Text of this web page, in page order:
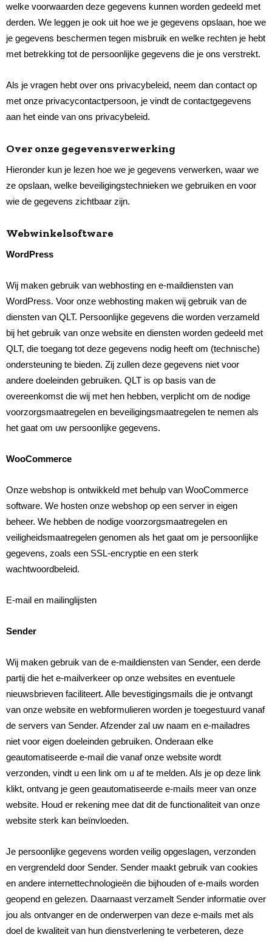
welke voorwaarden deze gegevens kunnen worden gedeeld met
derden. We leggen je ook uit hoe we je gegevens opslaan, hoe we
je gegevens beschermen tegen misbruik en welke rechten je hebt
met betrekking tot de persoonlijke gegevens die je ons verstrekt.
Als je vragen hebt over ons privacybeleid, neem dan contact op
met onze privacycontactpersoon, je vindt de contactgegevens
aan het einde van ons privacybeleid.
Over onze gegevensverwerking
Hieronder kun je lezen hoe we je gegevens verwerken, waar we
ze opslaan, welke beveiligingstechnieken we gebruiken en voor
wie de gegevens zichtbaar zijn.
Webwinkelsoftware
WordPress
Wij maken gebruik van webhosting en e-maildiensten van
WordPress. Voor onze webhosting maken wij gebruik van de
diensten van QLT. Persoonlijke gegevens die worden verzameld
bij het gebruik van onze website en diensten worden gedeeld met
QLT, die toegang tot deze gegevens nodig heeft om (technische)
ondersteuning te bieden. Zij zullen deze gegevens niet voor
andere doeleinden gebruiken. QLT is op basis van de
overeenkomst die wij met hen hebben, verplicht om de nodige
voorzorgsmaatregelen en beveiligingsmaatregelen te nemen als
het gaat om uw persoonlijke gegevens.
WooCommerce
Onze webshop is ontwikkeld met behulp van WooCommerce
software. We hosten onze webshop op een server in eigen
beheer. We hebben de nodige voorzorgsmaatregelen en
veiligheidsmaatregelen genomen als het gaat om je persoonlijke
gegevens, zoals een SSL-encryptie en een sterk
wachtwoordbeleid.
E-mail en mailinglijsten
Sender
Wij maken gebruik van de e-maildiensten van Sender, een derde
partij die het e-mailverkeer op onze websites en eventuele
nieuwsbrieven faciliteert. Alle bevestigingsmails die je ontvangt
van onze website en webformulieren worden je toegestuurd vanaf
de servers van Sender. Afzender zal uw naam en e-mailadres
niet voor eigen doeleinden gebruiken. Onderaan elke
geautomatiseerde e-mail die vanaf onze website wordt
verzonden, vindt u een link om u af te melden. Als je op deze link
klikt, ontvang je geen geautomatiseerde e-mails meer van onze
website. Houd er rekening mee dat dit de functionaliteit van onze
website sterk kan beïnvloeden.
Je persoonlijke gegevens worden veilig opgeslagen, verzonden
en vergrendeld door Sender. Sender maakt gebruik van cookies
en andere internettechnologieën die bijhouden of e-mails worden
geopend en gelezen. Daarnaast verzamelt Sender informatie over
jou als ontvanger en de onderwerpen van deze e-mails met als
doel de kwaliteit van hun dienstverlening te verbeteren, deze